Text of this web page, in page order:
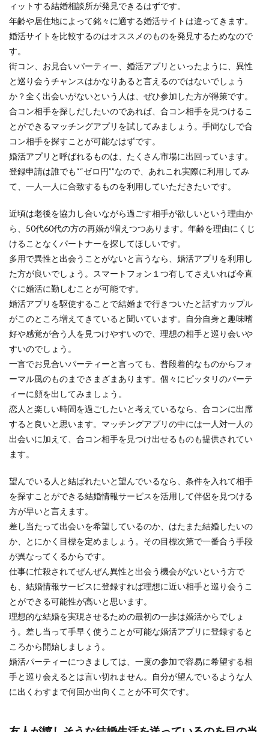
ィットする結婚相談所が発見できるはずです。
年齢や居住地によって銘々に適する婚活サイトは違ってきます。
婚活サイトを比較するのはオススメのものを発見するためなので
す。
街コン、お見合いパーティー、婚活アプリといったように、異性
と巡り会うチャンスはかなりあると言えるのではないでしょう
か？全く出会いがないという人は、ぜひ参加した方が得策です。
合コン相手を探しだしたいのであれば、合コン相手を見つけるこ
とができるマッチングアプリを試してみましょう。手間なしで合
コン相手を探すことが可能なはずです。
婚活アプリと呼ばれるものは、たくさん市場に出回っています。
登録申請は誰でも““ゼロ円””なので、あれこれ実際に利用してみ
て、一人一人に合致するものを利用していただきたいです。
近頃は老後を協力し合いながら過ごす相手が欲しいという理由か
ら、50代60代の方の再婚が増えつつあります。年齢を理由にくじ
けることなくパートナーを探してほしいです。
多用で異性と出会うことがないと言うなら、婚活アプリを利用し
た方が良いでしょう。スマートフォン１つ有してさえいれば今直
ぐに婚活に勤しむことが可能です。
婚活アプリを駆使することで結婚まで行きついたと話すカップル
がこのところ増えてきていると聞いています。自分自身と趣味嗜
好や感覚が合う人を見つけやすいので、理想の相手と巡り会いや
すいのでしょう。
一言でお見合いパーティーと言っても、普段着的なものからフォ
ーマル風のものまでさまざまあります。個々にピッタリのパーテ
ィーに顔を出してみましょう。
恋人と楽しい時間を過ごしたいと考えているなら、合コンに出席
すると良いと思います。マッチングアプリの中には一人対一人の
出会いに加えて、合コン相手を見つけ出せるものも提供されてい
ます。
望んでいる人と結ばれたいと望んでいるなら、条件を入れて相手
を探すことができる結婚情報サービスを活用して伴侶を見つける
方が早いと言えます。
差し当たって出会いを希望しているのか、はたまた結婚したいの
か、とにかく目標を定めましょう。その目標次第で一番合う手段
が異なってくるからです。
仕事に忙殺されてぜんぜん異性と出会う機会がないという方で
も、結婚情報サービスに登録すれば理想に近い相手と巡り会うこ
とができる可能性が高いと思います。
理想的な結婚を実現させるための最初の一歩は婚活からでしょ
う。差し当って手早く使うことが可能な婚活アプリに登録すると
ころから開始しましょう。
婚活パーティーにつきましては、一度の参加で容易に希望する相
手と巡り会えるとは言い切れません。自分が望んでいるような人
に出くわすまで何回か出向くことが不可欠です。